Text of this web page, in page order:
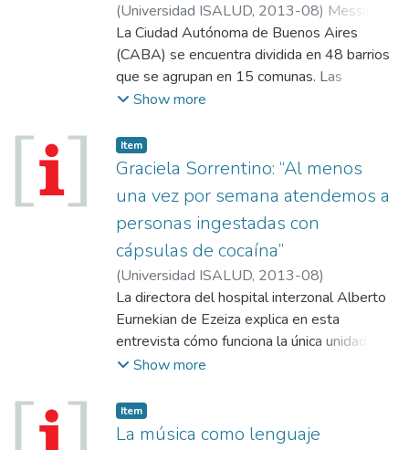
(Universidad ISALUD, 2013-08) Messina,
Analia N.
La Ciudad Autónoma de Buenos Aires
(CABA) se encuentra dividida en 48 barrios
que se agrupan en 15 comunas. Las
unidades geográficas son las comunas y a
Regiones Sanitarias: I (Este), II (Sur), III
(Oeste) y IV (Norte). El Hospital General de
Agudos Dr. T. Álvarez (Hgata) es efector
del subsector estatal de salud de la ciudad
cuya jurisdicción es la Comuna 7,
perteneciente a la Región Sanitaria II. La
Región Sur en su conjunto presenta los
peores indicadores socioeconómicos de la
ciudad2. La comuna 7 agrupa los barrios de
Flores y Parque Chacabuco.
Show more
Item
Graciela Sorrentino: “Al menos
una vez por semana atendemos a
personas ingestadas con
cápsulas de cocaína”
(Universidad ISALUD, 2013-08)
Sorrentino, Graciela
La directora del hospital interzonal Alberto
Eurnekian de Ezeiza explica en esta
entrevista cómo funciona la única unidad
especial que atiende casos de
creciente número de personas que
transportan en su cuerpo cápsulas con
Show more
Item
La música como lenguaje